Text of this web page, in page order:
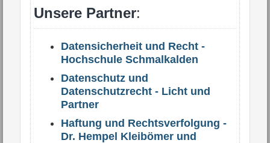
Unsere Partner:
Datensicherheit und Recht -
Hochschule Schmalkalden
Datenschutz und
Datenschutzrecht - Licht und
Partner
Haftung und Rechtsverfolgung -
Dr. Hempel Kleibömer und